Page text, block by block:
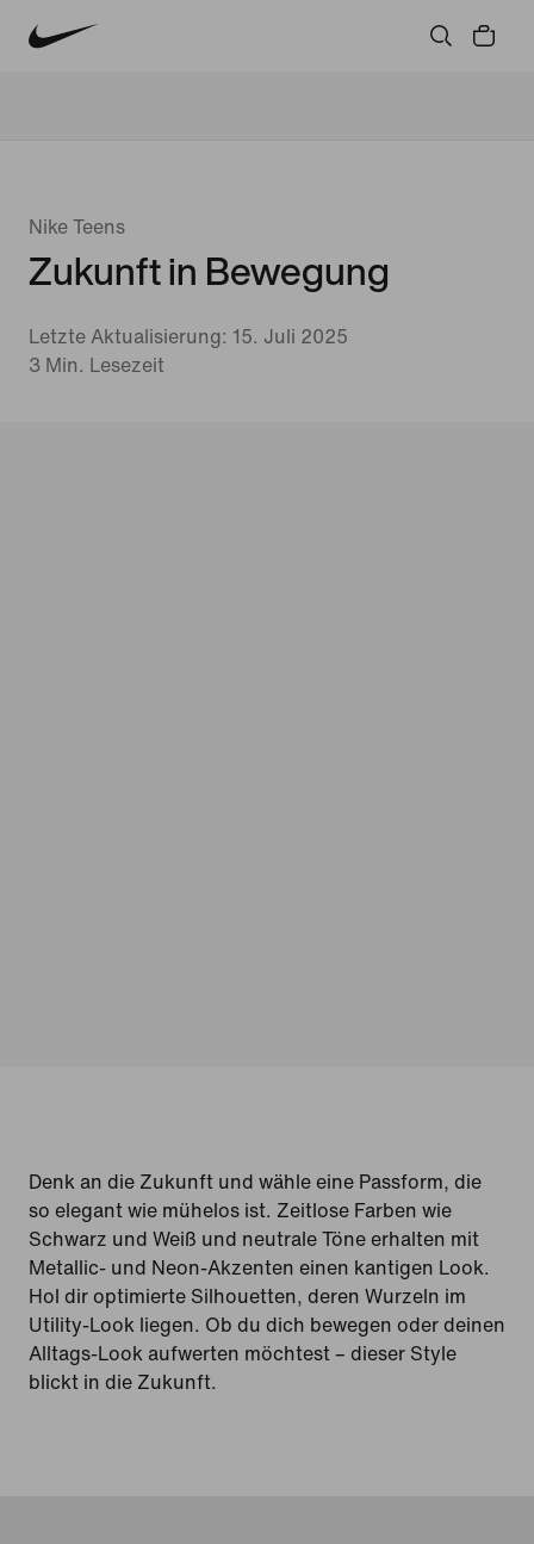
Zukunft in Bewegung
Nike Teens
Letzte Aktualisierung: 15. Juli 2025
3 Min. Lesezeit
Denk an die Zukunft und wähle eine Passform, die
so elegant wie mühelos ist. Zeitlose Farben wie
Schwarz und Weiß und neutrale Töne erhalten mit
Metallic- und Neon-Akzenten einen kantigen Look.
Hol dir optimierte Silhouetten, deren Wurzeln im
Utility-Look liegen. Ob du dich bewegen oder deinen
Alltags-Look aufwerten möchtest – dieser Style
blickt in die Zukunft.